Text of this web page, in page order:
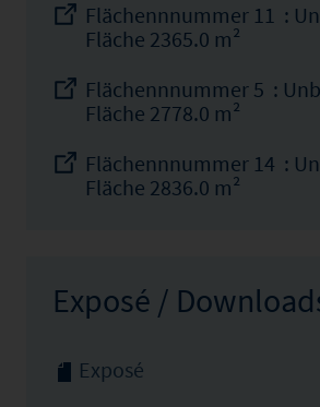
Flächennnummer 11 :
Fläche 2365.0 m²
Flächennnummer 5 :
Fläche 2778.0 m²
Flächennnummer 14 :
Fläche 2836.0 m²
Exposé /
Exposé